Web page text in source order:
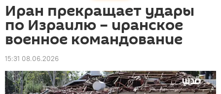
Иран прекращает удары
по Израилю – иранское
военное командование
15:31 08.06.2026